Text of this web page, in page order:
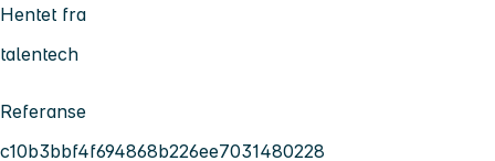
Hentet fra
talentech
Referanse
c10b3bbf4f694868b226ee7031480228